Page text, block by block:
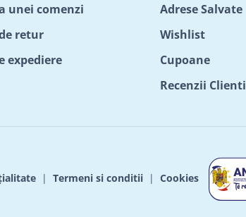
unei comenzi
retur
expediere
Adrese Salvate
Wishlist
Cupoane
Recenzii Clienti
| Termeni si conditii | Cookies